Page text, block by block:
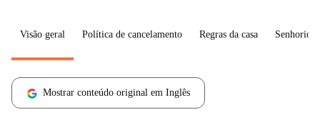
Visão geral Política de cancelamento Regras da casa Senhorio
Mostrar conteúdo original em Inglês